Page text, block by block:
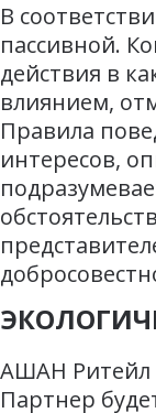
В
пассивной.
действия в
влиянием,
Правила
интересов,
АШАН Ритейл
Партнер